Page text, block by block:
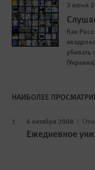
3 июня
Как
убивать
(Украина)
НАИБОЛЕЕ
6 октября 2008
Ежедневное